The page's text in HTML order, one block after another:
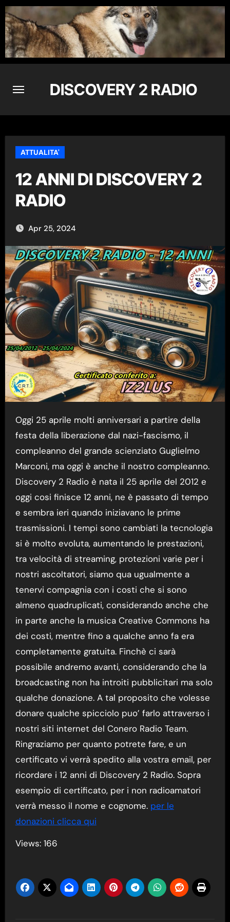
Skip
to
content
DISCOVERY 2 RADIO
ATTUALITA'
12 ANNI DI DISCOVERY 2
RADIO
Apr 25, 2024
Oggi 25 aprile molti anniversari a partire della
festa della liberazione dal nazi-fascismo, il
compleanno del grande scienziato Guglielmo
Marconi, ma oggi è anche il nostro compleanno.
Discovery 2 Radio è nata il 25 aprile del 2012 e
oggi cosi finisce 12 anni, ne è passato di tempo
e sembra ieri quando iniziavano le prime
trasmissioni. I tempi sono cambiati la tecnologia
si è molto evoluta, aumentando le prestazioni,
tra velocità di streaming, protezioni varie per i
nostri ascoltatori, siamo qua ugualmente a
tenervi compagnia con i costi che si sono
almeno quadruplicati, considerando anche che
in parte anche la musica Creative Commons ha
dei costi, mentre fino a qualche anno fa era
completamente gratuita. Finchè ci sarà
possibile andremo avanti, considerando che la
broadcasting non ha introiti pubblicitari ma solo
qualche donazione. A tal proposito che volesse
donare qualche spicciolo puo’ farlo attraverso i
nostri siti internet del Conero Radio Team.
Ringraziamo per quanto potrete fare, e un
certificato vi verrà spedito alla vostra email, per
ricordare i 12 anni di Discovery 2 Radio. Sopra
esempio di certificato, per i non radioamatori
verrà messo il nome e cognome. per le
donazioni clicca qui
Views: 166